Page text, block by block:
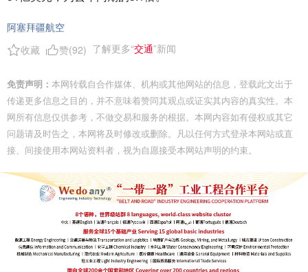
阿塞拜疆航空
收藏
赞(92) 了解更多“交通”新闻
免责声明： 本网转载自合作媒体、机构或其他网站的信息，登载此文出于
传递更多信息之目的，并不意味着赞同其观点或证实其内容的真实性。本
网所有信息仅供参考，不做交易和服务的根据。本网内容如有侵权或其它
问题请及时告之，本网将及时修改或删除。凡以任何方式登录本网站或直
接、间接使用本网站资料者，视为自愿接受本网站声明的约束。